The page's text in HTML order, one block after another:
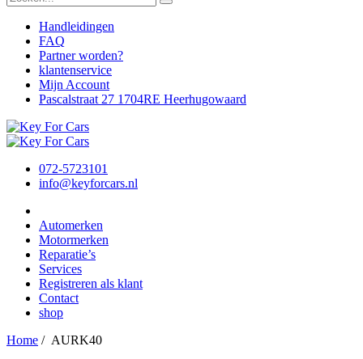
Handleidingen
FAQ
Partner worden?
klantenservice
Mijn Account
Pascalstraat 27 1704RE Heerhugowaard
072-5723101
info@keyforcars.nl
Automerken
Motormerken
Reparatie’s
Services
Registreren als klant
Contact
shop
Home / AURK40